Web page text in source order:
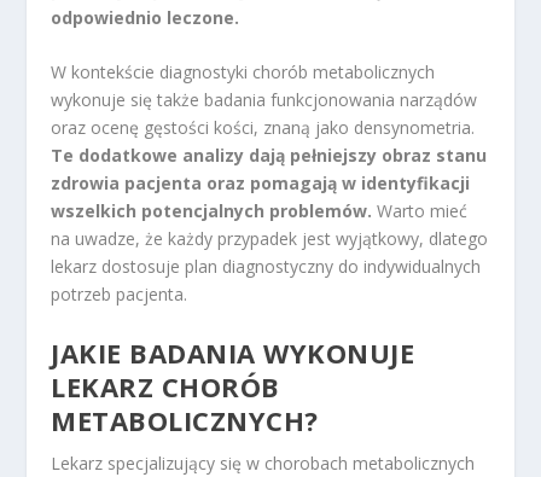
odpowiednio leczone.
W kontekście diagnostyki chorób metabolicznych
wykonuje się także badania funkcjonowania narządów
oraz ocenę gęstości kości, znaną jako densynometria.
Te dodatkowe analizy dają pełniejszy obraz stanu
zdrowia pacjenta oraz pomagają w identyfikacji
wszelkich potencjalnych problemów. Warto mieć
na uwadze, że każdy przypadek jest wyjątkowy, dlatego
lekarz dostosuje plan diagnostyczny do indywidualnych
potrzeb pacjenta.
JAKIE BADANIA WYKONUJE
LEKARZ CHORÓB
METABOLICZNYCH?
Lekarz specjalizujący się w chorobach metabolicznych